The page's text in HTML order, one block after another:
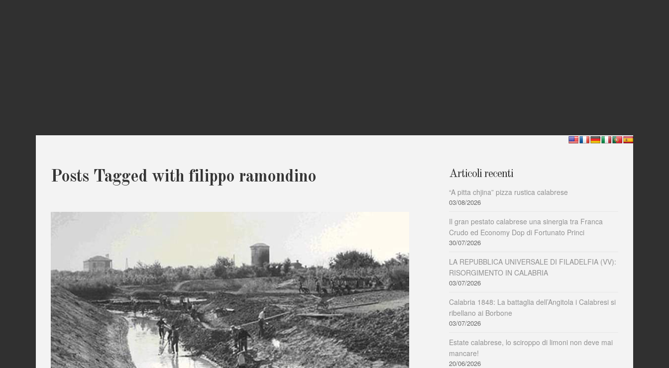
Posts Tagged with filippo ramondino Articoli recenti
“A pitta chjina” pizza rustica calabrese
03/08/2026
Il gran pestato calabrese una sinergia tra Franca
Crudo ed Economy Dop di Fortunato Princi
30/07/2026
LA REPUBBLICA UNIVERSALE DI FILADELFIA (VV):
RISORGIMENTO IN CALABRIA
03/07/2026
Calabria 1848: La battaglia dell’Angitola i Calabresi si
ribellano ai Borbone
03/07/2026
Estate calabrese, lo sciroppo di limoni non deve mai
mancare!
20/06/2026